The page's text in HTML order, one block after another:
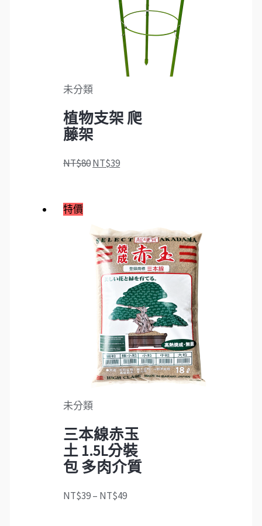
未分類
植物支架 爬
藤架
NT$80NT$39
特價
未分類
三本線赤玉
土 1.5L分裝
包 多肉介質
NT$39– NT$49